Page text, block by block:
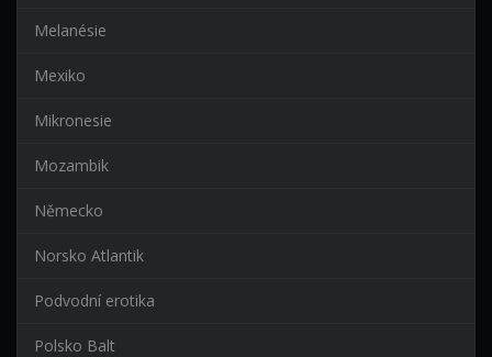
Melanésie
Mexiko
Mikronesie
Mozambik
Německo
Norsko Atlantik
Podvodní erotika
Polsko Balt